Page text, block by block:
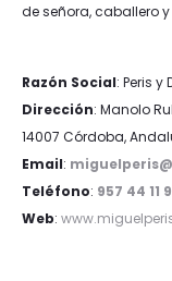
de señora, caballero y
Razón Social: Peris y
Dirección: Manolo
14007 Córdoba,
Email:
Teléfono: 957 44 11
Web: